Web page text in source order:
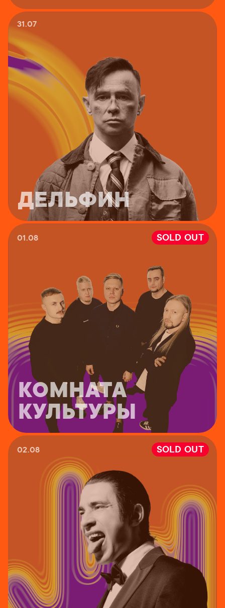
31.07
ДЕЛЬФИН
01.08 SOLD OUT
КОМНАТА
КУЛЬТУРЫ
02.08 SOLD OUT